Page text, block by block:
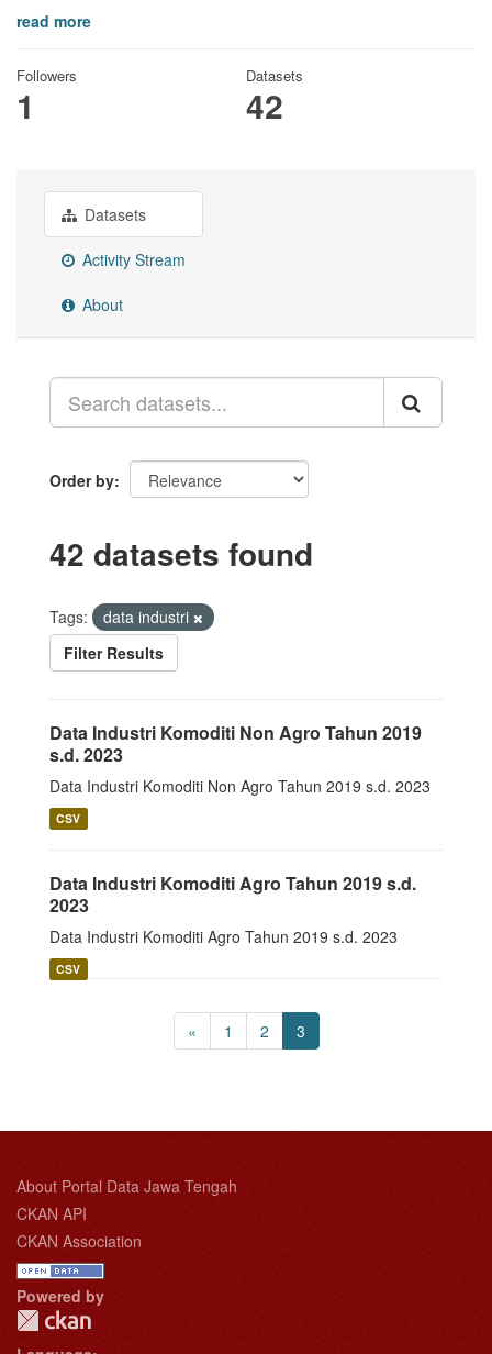
read more
Followers
1
Datasets
42
Datasets
Activity Stream
About
Order by
42 datasets found
Tags:
data industri
Filter Results
Data Industri Komoditi Non Agro Tahun 2019
s.d. 2023
Data Industri Komoditi Non Agro Tahun 2019 s.d. 2023
CSV
Data Industri Komoditi Agro Tahun 2019 s.d.
2023
Data Industri Komoditi Agro Tahun 2019 s.d. 2023
CSV
« 1 2 3
About Portal Data Jawa Tengah
CKAN API
CKAN Association
Powered by